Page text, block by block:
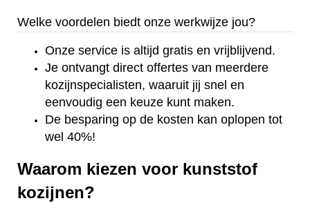
Welke voordelen biedt onze werkwijze jou?
Onze service is altijd gratis en vrijblijvend.
Je ontvangt direct offertes van meerdere
kozijnspecialisten, waaruit jij snel en
eenvoudig een keuze kunt maken.
De besparing op de kosten kan oplopen tot
wel 40%!
Waarom kiezen voor kunststof
kozijnen?